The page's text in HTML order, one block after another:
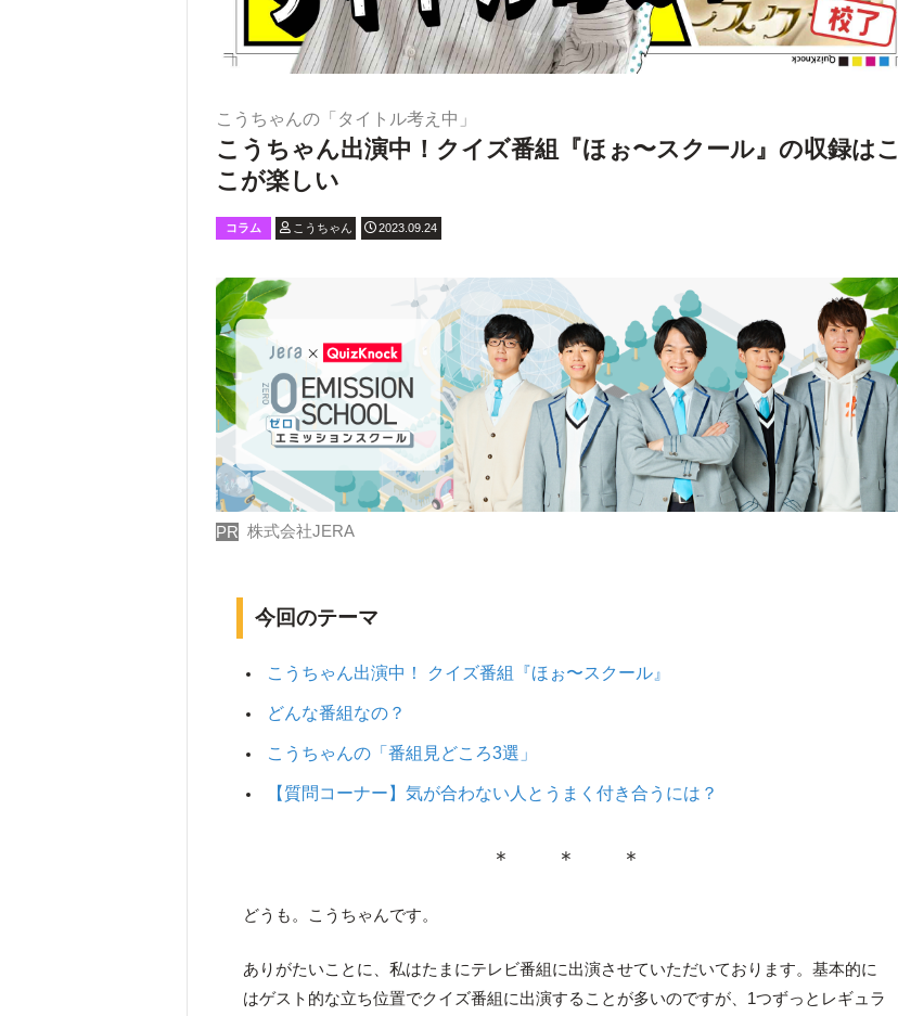
こうちゃんの「タイトル考え中」
こうちゃん出演中！クイズ番組『ほぉ〜スクール』の収録はこ
こが楽しい
コラム こうちゃん 2023.09.24
PR 株式会社JERA
今回のテーマ
こうちゃん出演中！ クイズ番組『ほぉ〜スクール』
どんな番組なの？
こうちゃんの「番組見どころ3選」
【質問コーナー】気が合わない人とうまく付き合うには？
＊ ＊ ＊
どうも。こうちゃんです。
ありがたいことに、私はたまにテレビ番組に出演させていただいております。基本的に
はゲスト的な立ち位置でクイズ番組に出演することが多いのですが、1つずっとレギュラ